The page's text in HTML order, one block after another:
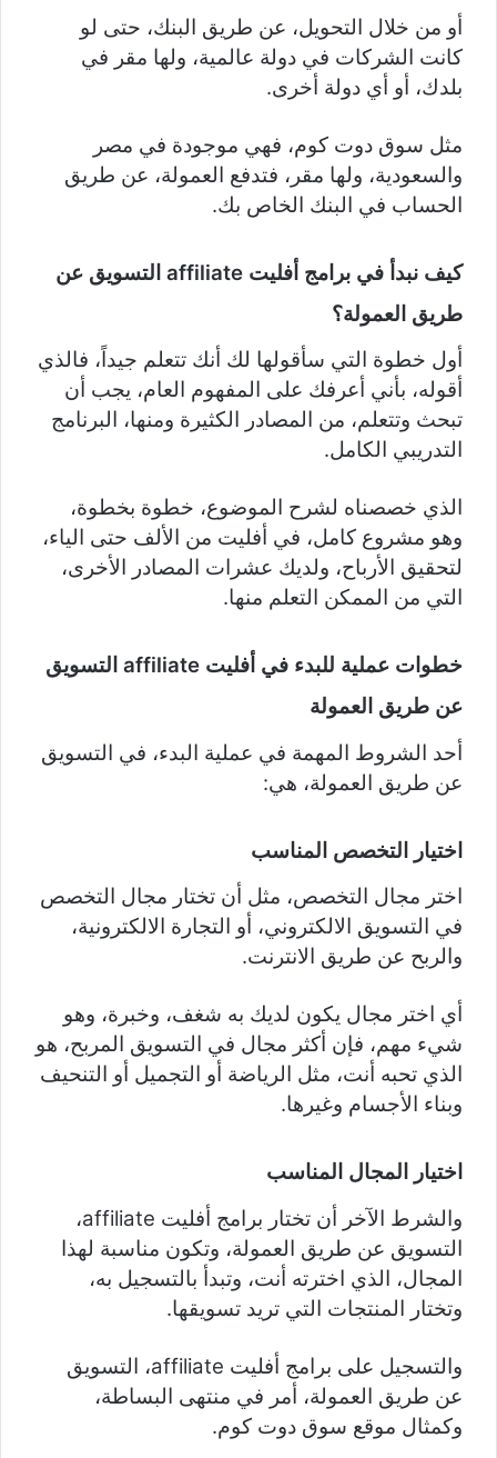
أو من خلال التحويل، عن طريق البنك، حتى لو
كانت الشركات في دولة عالمية، ولها مقر في
بلدك، أو أي دولة أخرى.
مثل سوق دوت كوم، فهي موجودة في مصر
والسعودية، ولها مقر، فتدفع العمولة، عن طريق
الحساب في البنك الخاص بك.
كيف نبدأ في برامج أفليت affiliate التسويق عن
طريق العمولة؟
أول خطوة التي سأقولها لك أنك تتعلم جيداً، فالذي
أقوله، بأني أعرفك على المفهوم العام، يجب أن
تبحث وتتعلم، من المصادر الكثيرة ومنها، البرنامج
التدريبي الكامل.
الذي خصصناه لشرح الموضوع، خطوة بخطوة،
وهو مشروع كامل، في أفليت من الألف حتى الياء،
لتحقيق الأرباح، ولديك عشرات المصادر الأخرى،
التي من الممكن التعلم منها.
خطوات عملية للبدء في أفليت affiliate التسويق
عن طريق العمولة
أحد الشروط المهمة في عملية البدء، في التسويق
عن طريق العمولة، هي:
اختيار التخصص المناسب
اختر مجال التخصص، مثل أن تختار مجال التخصص
في التسويق الالكتروني، أو التجارة الالكترونية،
والربح عن طريق الانترنت.
أي اختر مجال يكون لديك به شغف، وخبرة، وهو
شيء مهم، فإن أكثر مجال في التسويق المربح، هو
الذي تحبه أنت، مثل الرياضة أو التجميل أو التنحيف
وبناء الأجسام وغيرها.
اختيار المجال المناسب
والشرط الآخر أن تختار برامج أفليت affiliate،
التسويق عن طريق العمولة، وتكون مناسبة لهذا
المجال، الذي اخترته أنت، وتبدأ بالتسجيل به،
وتختار المنتجات التي تريد تسويقها.
والتسجيل على برامج أفليت affiliate، التسويق
عن طريق العمولة، أمر في منتهى البساطة،
وكمثال موقع سوق دوت كوم.